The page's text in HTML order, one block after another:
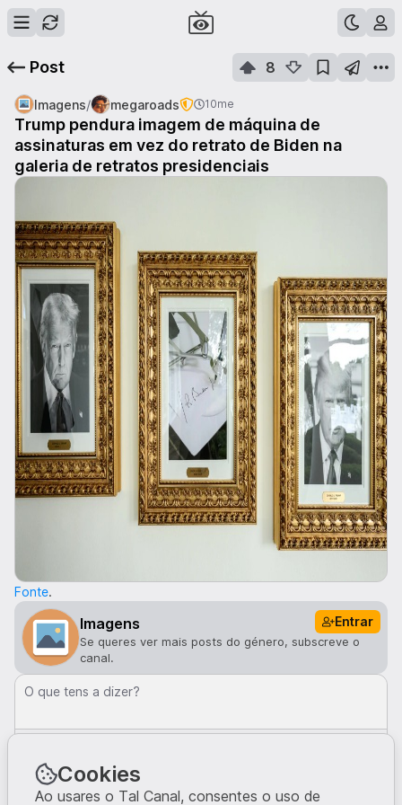
Post 8
Imagens/ megaroads 10me
Trump pendura imagem de máquina de
assinaturas em vez do retrato de Biden na
galeria de retratos presidenciais
Fonte.
Imagens Entrar
Se queres ver mais posts do género, subscreve o
canal.
O que tens a dizer?
Comentários · 1
PatMac93 10me
Cookies
Ao usares o Tal Canal, consentes o uso de